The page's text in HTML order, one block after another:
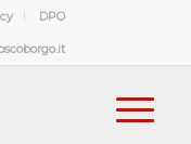
DPO